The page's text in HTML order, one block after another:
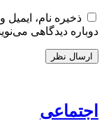
ذخیره نام،
دوباره دیدگاهی
اجتماعی